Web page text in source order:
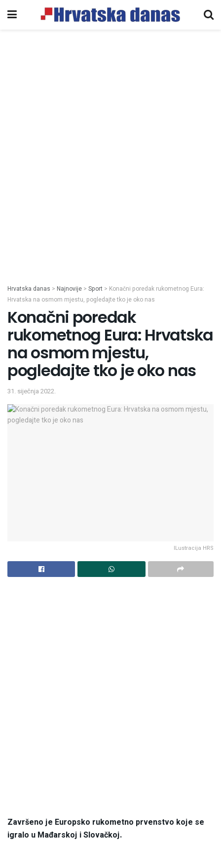
Hrvatska danas > Najnovije > Sport > Konačni poredak rukometnog Eura:
Hrvatska na osmom mjestu, pogledajte tko je oko nas
Konačni poredak
rukometnog Eura: Hrvatska
na osmom mjestu,
pogledajte tko je oko nas
31. siječnja 2022.
ILustracija HRS
Završeno je Europsko rukometno prvenstvo koje se
igralo u Mađarskoj i Slovačkoj.